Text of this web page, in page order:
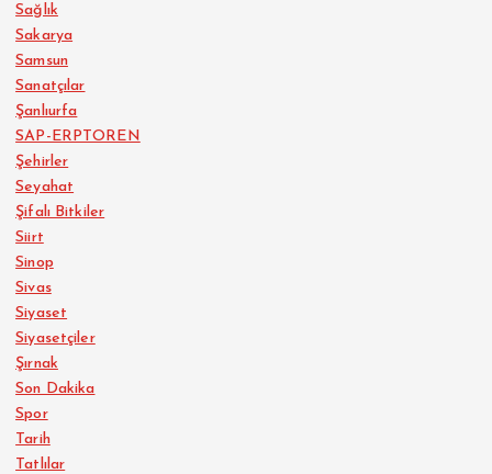
Sağlık
Sakarya
Samsun
Sanatçılar
Şanlıurfa
SAP-ERPTOREN
Şehirler
Seyahat
Şifalı Bitkiler
Siirt
Sinop
Sivas
Siyaset
Siyasetçiler
Şırnak
Son Dakika
Spor
Tarih
Tatlılar